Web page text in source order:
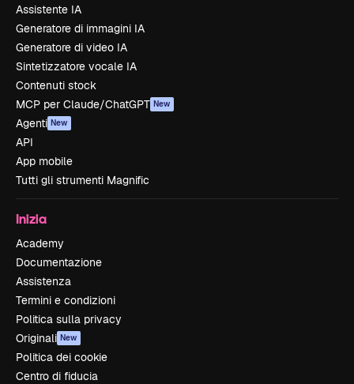
Assistente IA
Generatore di immagini IA
Generatore di video IA
Sintetizzatore vocale IA
Contenuti stock
MCP per Claude/ChatGPT New
Agenti New
API
App mobile
Tutti gli strumenti Magnific
Inizia
Academy
Documentazione
Assistenza
Termini e condizioni
Politica sulla privacy
Originali New
Politica dei cookie
Centro di fiducia